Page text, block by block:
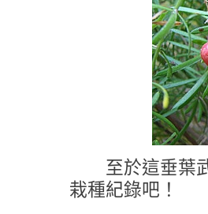
至於這垂葉武
栽種紀錄吧！